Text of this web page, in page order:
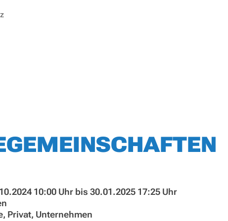
10:00 Uhr bis 30.01.2025 17:25 Uhr
Privat, Unternehmen